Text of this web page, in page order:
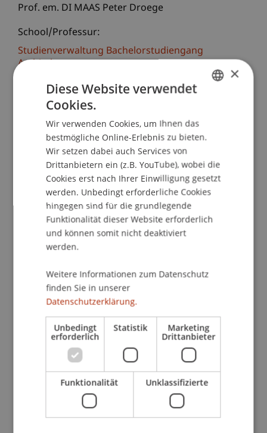
Prof. em. DI MAAS Peter Droege
School/Professur:
Studienverwaltung Bachelorstudiengang
Architektur
Neue Forschung: regionale Stärke durch
erneuerbare Energie
Impulsreferat:
Dr. Martin Meyer, stellv. Regierungschef und
Wirtschaftsminister
"Energiepolitik der Zukunft - Unterwegs zur
Energievision 2020"
Willkommen: Klaus Näscher, Rektor der
universitären Hochschule Liechtenstein.
Einführung Prof Peter Droege (Liechtenstein) mit
Partnerhochschulen und deren Experten,
Professoren Rolf Wüstenhagen (HSG/Uni St
Gallen): Thomas Stark (HTWG Konstanz), Susanne
(ZHAW Winterthur).
2. Dezember, 1800 - 1900 Uhr
Auditorium der Hochschule Liechtenstein -
gefolgt von einem informellen Empfang
> Lancierung des IBH-Kooperationsprojektes
×
Diese Website verwendet
Cookies.
Wir verwenden Cookies, um Ihnen das
bestmögliche Online-Erlebnis zu bieten.
Wir setzen dabei auch Services von
Drittanbietern ein (z.B. YouTube), wobei die
Cookies erst nach Ihrer Einwilligung gesetzt
werden. Unbedingt erforderliche Cookies
hingegen sind für die grundlegende
Funktionalität dieser Website erforderlich
und können somit nicht deaktiviert
werden.
Weitere Informationen zum Datenschutz
finden Sie in unserer
Datenschutzerklärung.
Unbedingt
erforderlich
Statistik Marketing
Drittanbieter
Funktionalität Unklassifizierte